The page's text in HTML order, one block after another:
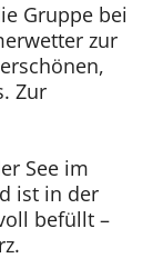
Gruppe bei
zur
Zur
See im
ist in der
befüllt –